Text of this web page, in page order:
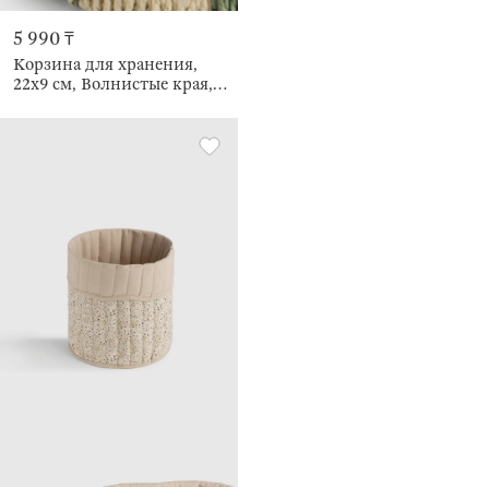
5 990 ₸
Корзина для хранения,
22х9 см, Волнистые края,